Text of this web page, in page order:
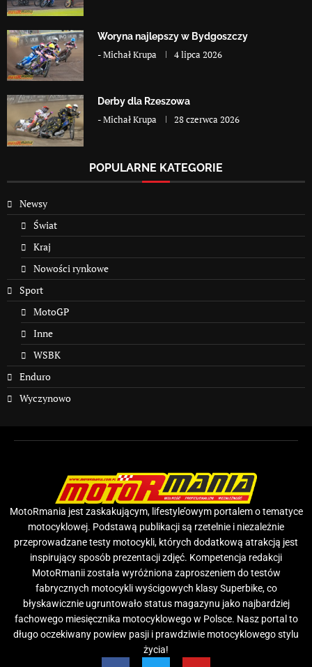
Woryna najlepszy w Bydgoszczy
-Michał Krupa 4 lipca 2026
Derby dla Rzeszowa
-Michał Krupa 28 czerwca 2026
POPULARNE KATEGORIE
Newsy
Świat
Kraj
Nowości rynkowe
Sport
MotoGP
Inne
WSBK
Enduro
Wyczynowo
MotoRmania jest zaskakującym, lifestyle’owym portalem o tematyce
motocyklowej. Podstawą publikacji są rzetelnie i niezależnie
przeprowadzane testy motocykli, których dodatkową atrakcją jest
inspirujący sposób prezentacji zdjęć. Kompetencja redakcji
MotoRmanii została wyróżniona zaproszeniem do testów
fabrycznych motocykli wyścigowych klasy Superbike, co
błyskawicznie ugruntowało status magazynu jako najbardziej
fachowego miesięcznika motocyklowego w Polsce. Nasz portal to
długo oczekiwany powiew pasji i prawdziwie motocyklowego stylu
życia!